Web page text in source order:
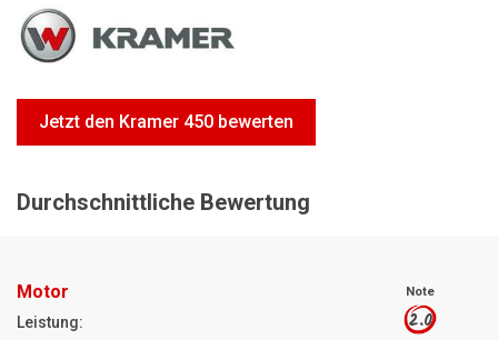
Rasentraktoren
Hoflader
Freischneider
Jetzt Bewerten
Jetzt den Kramer 450 bewerten
Durchschnittliche Bewertung
Motor Note
Leistung: 2.0